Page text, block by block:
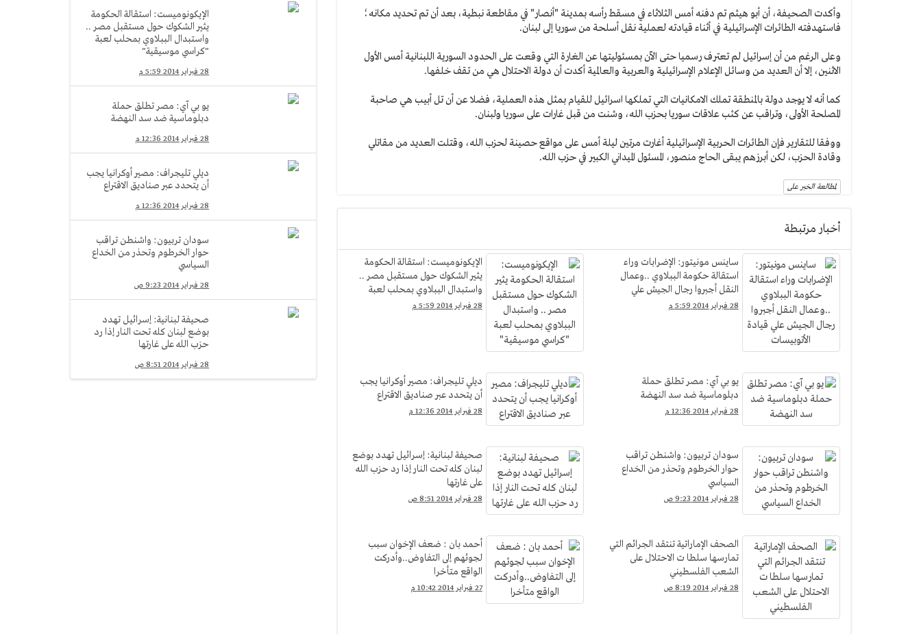
وأكدت الصحيفة، أن أبو هيثم تم دفنه أمس الثلاثاء في مسقط رأسه بمدينة "أنصار" في مقاطعة نبطية، بعد أن تم تحديد مكانه؛
فاستهدفته الطائرات الإسرائيلية في أثناء قيادته لعملية نقل أسلحة من سوريا إلى لبنان.
وعلى الرغم من أن إسرائيل لم تعترف رسميا حتى الآن بمسئوليتها عن الغارة التي وقعت على الحدود السورية اللبنانية أمس الأول
الاثنين، إلا أن العديد من وسائل الإعلام الإسرائيلية والعربية والعالمية أكدت أن دولة الاحتلال هي من تقف خلفها.
كما أنه لا يوجد دولة بالمنطقة تملك الامكانيات التي تملكها اسرائيل للقيام بمثل هذه العملية، فضلا عن أن تل أبيب هي صاحبة
المصلحة الأولى، وتراقب عن كثب علاقات سوريا بحزب الله، وشنت من قبل غارات على سوريا ولبنان.
ووفقا للتقارير فإن الطائرات الحربية الإسرائيلية أغارت مرتين ليلة أمس على مواقع حصينة لحزب الله، وقتلت العديد من مقاتلي
وقادة الحزب، لكن أبرزهم يبقى الحاج منصور، المسئول الميداني الكبير في حزب الله.
لمطالعة الخبر على
أخبار مرتبطة
ساينس مونيتور: الإضرابات وراء
استقالة حكومة الببلاوي ..وعمال
النقل أجبروا رجال الجيش علي
قيادة الأتوبيسات
28 فبراير 2014 5:59 م
الإيكونوميست: استقالة الحكومة
يثير الشكوك حول مستقبل مصر ..
واستبدال الببلاوي بمحلب لعبة
"كراسي موسيقية"
28 فبراير 2014 5:59 م
يو بي آي: مصر تطلق حملة
دبلوماسية ضد سد النهضة
28 فبراير 2014 12:36 م
ديلي تليجراف: مصير أوكرانيا يجب
أن يتحدد عبر صناديق الاقتراع
28 فبراير 2014 12:36 م
سودان تربيون: واشنطن تراقب
حوار الخرطوم وتحذر من الخداع
السياسي
28 فبراير 2014 9:23 ص
صحيفة لبنانية: إسرائيل تهدد بوضع
لبنان كله تحت النار إذا رد حزب الله
على غارتها
28 فبراير 2014 8:51 ص
الصحف الإماراتية تنتقد الجرائم التي
تمارسها سلطا ت الاحتلال على
الشعب الفلسطيني
28 فبراير 2014 8:19 ص
أحمد بان : ضعف الإخوان سبب
لجوئهم إلى التفاوض..وأدركت
الواقع متأخرا
27 فبراير 2014 10:42 م
الإيكونوميست: استقالة الحكومة
يثير الشكوك حول مستقبل مصر ..
واستبدال الببلاوي بمحلب لعبة
"كراسي موسيقية"
28 فبراير 2014 5:59 م
يو بي آي: مصر تطلق حملة
دبلوماسية ضد سد النهضة
28 فبراير 2014 12:36 م
ديلي تليجراف: مصير أوكرانيا يجب
أن يتحدد عبر صناديق الاقتراع
28 فبراير 2014 12:36 م
سودان تربيون: واشنطن تراقب
حوار الخرطوم وتحذر من الخداع
السياسي
28 فبراير 2014 9:23 ص
صحيفة لبنانية: إسرائيل تهدد
بوضع لبنان كله تحت النار إذا رد
حزب الله على غارتها
28 فبراير 2014 8:51 ص